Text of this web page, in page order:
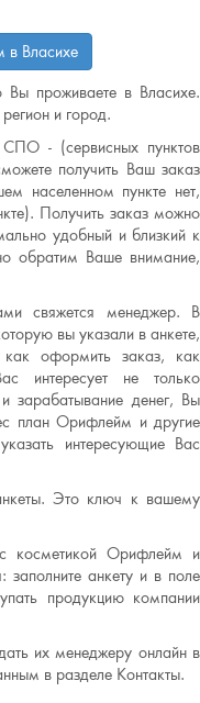
в Власихе
Вы проживаете в Власихе.
и город.
СПО - (сервисных пунктов
получить Ваш заказ
населенном пункте нет,
Получить заказ можно
удобный и близкий к
обратим Ваше внимание,
свяжется менеджер. В
вы указали в анкете,
как оформить заказ, как
интересует не только
зарабатывание денег, Вы
план Орифлейм и другие
интересующие Вас
Это ключ к вашему
с косметикой Орифлейм и
заполните анкету и в поле
продукцию компании
их менеджеру онлайн в
в разделе Контакты.